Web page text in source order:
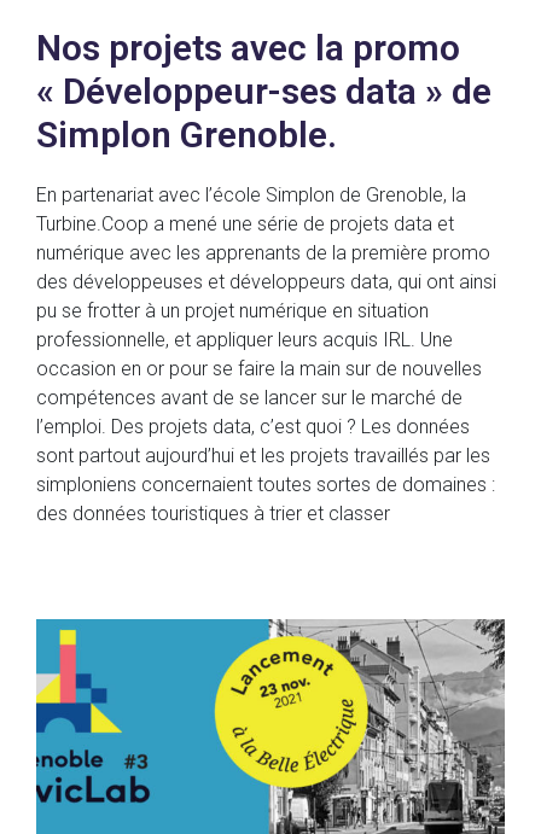
Nos projets avec la promo
« Développeur-ses data » de
Simplon Grenoble.
En partenariat avec l’école Simplon de Grenoble, la
Turbine.Coop a mené une série de projets data et
numérique avec les apprenants de la première promo
des développeuses et développeurs data, qui ont ainsi
pu se frotter à un projet numérique en situation
professionnelle, et appliquer leurs acquis IRL. Une
occasion en or pour se faire la main sur de nouvelles
compétences avant de se lancer sur le marché de
l’emploi. Des projets data, c’est quoi ? Les données
sont partout aujourd’hui et les projets travaillés par les
simploniens concernaient toutes sortes de domaines :
des données touristiques à trier et classer